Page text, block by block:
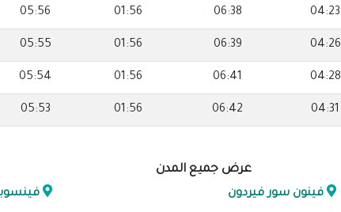
04:23
06:38
01:56
05:56
04:26
06:39
01:56
05:55
04:28
06:41
01:56
05:54
04:31
06:42
01:56
05:53
عرض جميع المدن
فينون سور فيردون